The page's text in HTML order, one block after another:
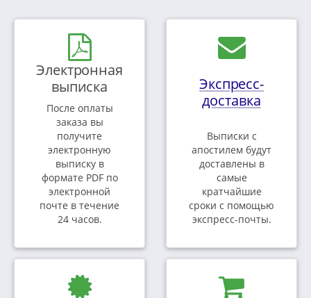
Электронная
выписка
После оплаты
заказа вы
получите
электронную
выписку в
формате PDF по
электронной
почте в течение
24 часов.
Экспресс-
доставка
Выписки с
апостилем будут
доставлены в
самые
кратчайшие
сроки с помощью
экспресс-почты.